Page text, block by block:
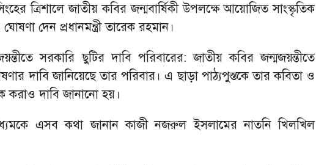
ত্রিশালে জাতীয় কবির জন্মবার্ষিকী উপলক্ষে আয়োজিত সাংস্কৃতিক
দেন প্রধানমন্ত্রী তারেক রহমান।
সরকারি ছুটির দাবি পরিবারের: জাতীয় কবির জন্মজয়ন্তীতে
দাবি জানিয়েছে তার পরিবার। এ ছাড়া পাঠ্যপুস্তকে তার কবিতা ও
করাও দাবি জানানো হয়।
এসব কথা জানান কাজী নজরুল ইসলামের নাতনি খিলখিল